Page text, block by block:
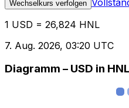
Wechselkurs verfolgen
1 USD = 26,824 HNL
7. Aug. 2026, 03:20 UTC
Diagramm – USD in HNL